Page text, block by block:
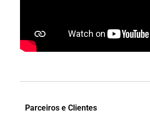
Parceiros e Clientes